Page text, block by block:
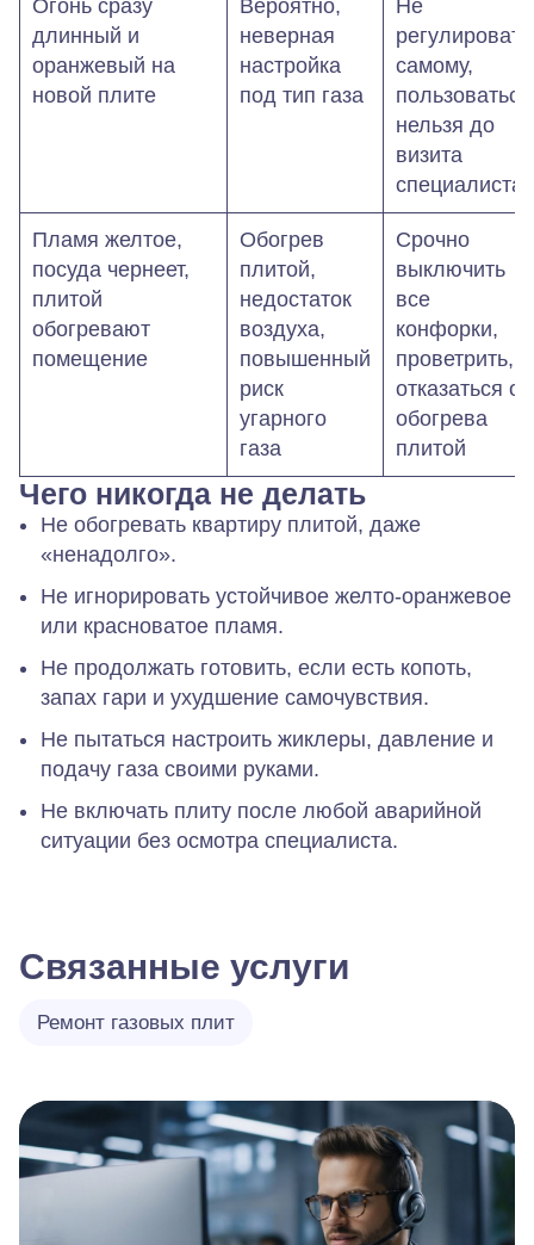
Огонь сразу
длинный и
оранжевый на
новой плите
Вероятно,
неверная
настройка
под тип газа
Не
регулировать
самому,
пользоваться
нельзя до
визита
специалиста
Пламя желтое,
посуда чернеет,
плитой
обогревают
помещение
Обогрев
плитой,
недостаток
воздуха,
повышенный
риск
угарного
газа
Срочно
выключить
все
конфорки,
проветрить,
отказаться от
обогрева
плитой
Чего никогда не делать
Не обогревать квартиру плитой, даже
«ненадолго».
Не игнорировать устойчивое желто‑оранжевое
или красноватое пламя.
Не продолжать готовить, если есть копоть,
запах гари и ухудшение самочувствия.
Не пытаться настроить жиклеры, давление и
подачу газа своими руками.
Не включать плиту после любой аварийной
ситуации без осмотра специалиста.
Связанные услуги
Ремонт газовых плит